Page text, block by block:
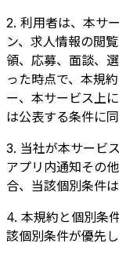
2. 利用者は、本サ
ン、求人情報の閲
領、応募、面談、
った時点で、本規
ー、本サービス上
は公表する条件に
3. 当社が本サービ
アプリ内通知その
合、当該個別条件
4. 本規約と個別条
該個別条件が優先